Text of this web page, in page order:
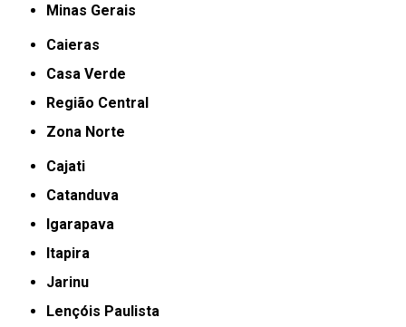
Minas Gerais
Caieras
Casa Verde
Região Central
Zona Norte
Cajati
Catanduva
Igarapava
Itapira
Jarinu
Lençóis Paulista